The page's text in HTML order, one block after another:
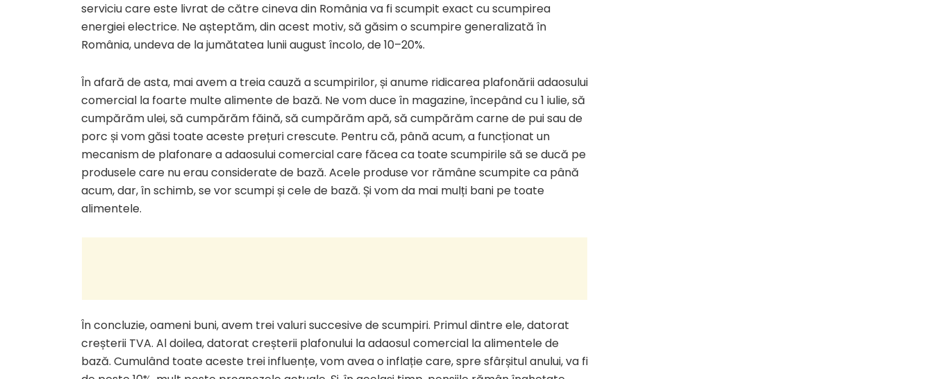
serviciu care este livrat de către cineva din România va fi scumpit exact cu scumpirea
energiei electrice. Ne așteptăm, din acest motiv, să găsim o scumpire generalizată în
România, undeva de la jumătatea lunii august încolo, de 10–20%.
În afară de asta, mai avem a treia cauză a scumpirilor, și anume ridicarea plafonării adaosului
comercial la foarte multe alimente de bază. Ne vom duce în magazine, începând cu 1 iulie, să
cumpărăm ulei, să cumpărăm făină, să cumpărăm apă, să cumpărăm carne de pui sau de
porc și vom găsi toate aceste prețuri crescute. Pentru că, până acum, a funcționat un
mecanism de plafonare a adaosului comercial care făcea ca toate scumpirile să se ducă pe
produsele care nu erau considerate de bază. Acele produse vor rămâne scumpite ca până
acum, dar, în schimb, se vor scumpi și cele de bază. Și vom da mai mulți bani pe toate
alimentele.
În concluzie, oameni buni, avem trei valuri succesive de scumpiri. Primul dintre ele, datorat
creșterii TVA. Al doilea, datorat creșterii plafonului la adaosul comercial la alimentele de
bază. Cumulând toate aceste trei influențe, vom avea o inflație care, spre sfârșitul anului, va fi